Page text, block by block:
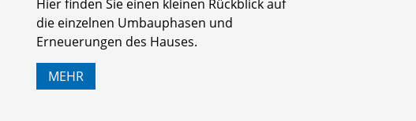
Hier finden Sie einen kleinen Rückblick auf
die einzelnen Umbauphasen und
Erneuerungen des Hauses.
MEHR